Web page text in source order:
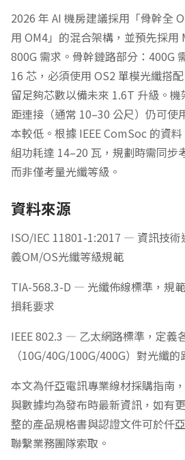
2026 年 AI 機房建議採用「骨幹全
用 OM4」的混合架構，並預先採用
800G 需求。骨幹鏈路部分：400G
16 芯，必須使用 OS2 單模光纖搭
留足夠芯數以備未來 1.6T 升級。
距連接（通常 10–30 公尺）仍可使
本較低。根據 IEEE ComSoc 的資
組功耗達 14–20 瓦，規劃時需同步
而非僅考量光纖等級。
資料來源
ISO/IEC 11801-1:2017 — 資訊技術
義OM/OS光纖等級規範
TIA-568.3-D — 光纖佈線標準，規
損耗要求
IEEE 802.3 — 乙太網路標準，定義
（10G/40G/100G/400G）對光纖的
本文為仟亞電訊專業線材採購指南
與數據均為發布時最新資訊，如有
整的產品規格書與認證文件可於仟
聯繫業務團隊索取。